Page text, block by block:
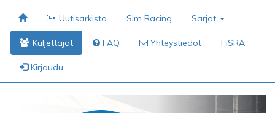
Uutisarkisto Sim Racing Sarjat
Kuljettajat FAQ Yhteystiedot FiSRA
Kirjaudu